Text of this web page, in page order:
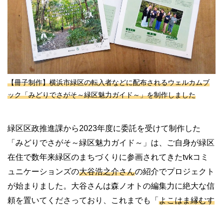
【冊子制作】横浜市緑区の転入者などに配布されるウェルカムブ
ック「みどりでさがそ～緑区魅力ガイド～」を制作しました
緑区区政推進課から2023年度に委託を受けて制作した
「みどりでさがそ～緑区魅力ガイド～」は、ご自身が緑区
在住で数年来緑区のまちづくりに参画されてきたtvkコミ
ュニケーションズの大谷浩之介さんの紹介でプロジェクト
が始まりました。大谷さんは森ノオトの編集力に絶大な信
頼を置いてくださっており、これまでも「 よこはま縁むす